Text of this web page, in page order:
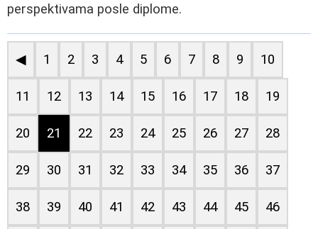
perspektivama posle diplome.
◀ 1 2 3 4 5 6 7 8 9 10
11 12 13 14 15 16 17 18 19
20 21 22 23 24 25 26 27 28
29 30 31 32 33 34 35 36 37
38 39 40 41 42 43 44 45 46